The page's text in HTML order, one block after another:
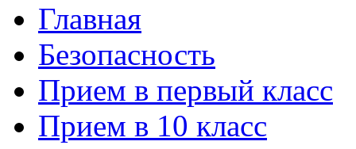
Главная
Безопасность
Прием в первый класс
Прием в 10 класс